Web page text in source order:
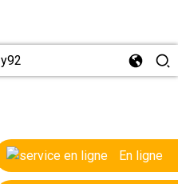
En ligne